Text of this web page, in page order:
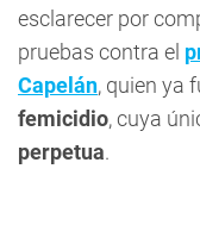
esclarecer por
pruebas contra el
Capelán, quien ya
femicidio, cuya
perpetua.